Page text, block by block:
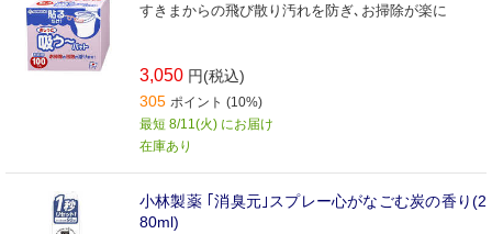
すきまからの飛び散り汚れを防ぎ､お掃除が楽に
3,050 円(税込)
305 ポイント (10%)
最短 8/11(火) にお届け
在庫あり
小林製薬 ｢消臭元｣スプレー心がなごむ炭の香り(2
80ml)